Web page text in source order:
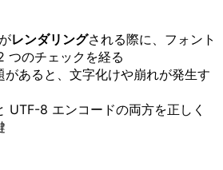
レンダリングされる際に、フォント
つのチェックを経る
があると、文字化けや崩れが発生す
UTF-8 エンコードの両方を正しく